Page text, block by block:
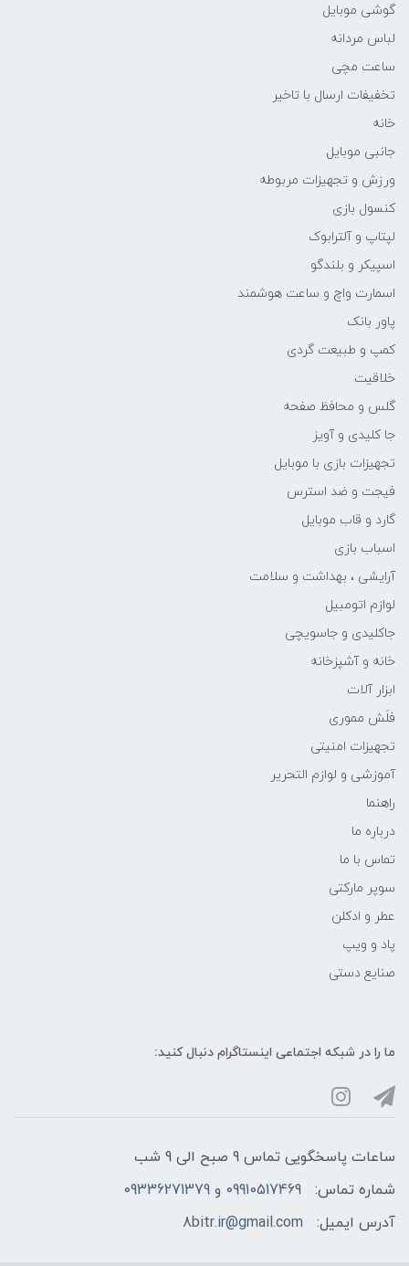
گوشی موبایل
لباس مردانه
ساعت مچی
تخفیفات ارسال با تاخیر
خانه
جانبی موبایل
ورزش و تجهیزات مربوطه
کنسول بازی
لپتاپ و آلترابوک
اسپیکر و بلندگو
اسمارت واچ و ساعت هوشمند
پاور بانک
کمپ و طبیعت گردی
خلاقیت
گلس و محافظ صفحه
جا کلیدی و آویز
تجهیزات بازی با موبایل
فیجت و ضد استرس
گارد و قاب موبایل
اسباب بازی
آرایشی ، بهداشت و سلامت
لوازم اتومبیل
جاکلیدی و جاسویچی
خانه و آشپزخانه
ابزار آلات
فلَش مموری
تجهیزات امنیتی
آموزشی و لوازم التحریر
راهنما
درباره ما
تماس با ما
سوپر مارکتی
عطر و ادکلن
پاد و ویپ
صنایع دستی
ما را در شبکه‌ اجتماعی اینستاگرام دنبال کنید:
ساعات پاسخگویی تماس 9 صبح الی 9 شب
شماره تماس:
09910517469 و 09336271379
آدرس ایمیل:
8bitr.ir@gmail.com